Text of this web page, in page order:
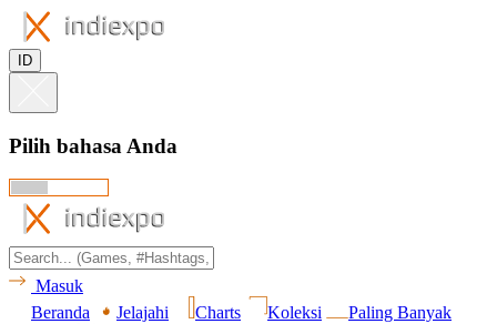
ID
Pilih bahasa Anda
Masuk
Beranda
Jelajahi Charts Koleksi
Paling Banyak